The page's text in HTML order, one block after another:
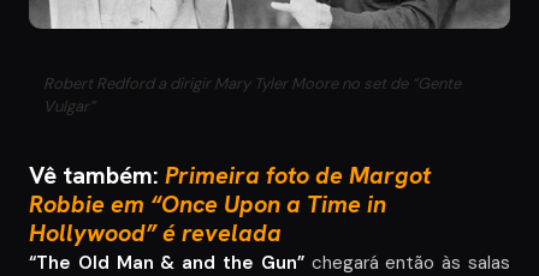
Robert Redford a dirigir Mary Tyler Moore no set de “Gente
Vulgar”
Vê também: Primeira foto de Margot
Robbie em “Once Upon a Time in
Hollywood” é revelada
“The Old Man & and the Gun”chegará então às salas